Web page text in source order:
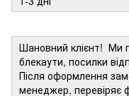
Шановний клієнт! Ми
блекаути, посилки
Після оформлення
менеджер, перевіряє